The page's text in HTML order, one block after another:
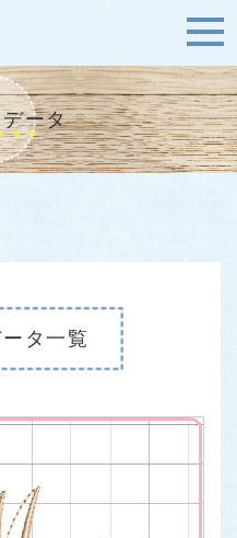
ータ
タ一覧